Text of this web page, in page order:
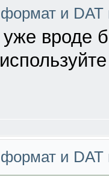
и
вроде
и